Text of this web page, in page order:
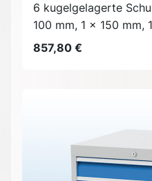
6 kugelgelagerte
100 mm, 1 x 150 mm,
857,80 €